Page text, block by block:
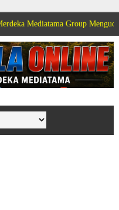
Group Mengucapkan